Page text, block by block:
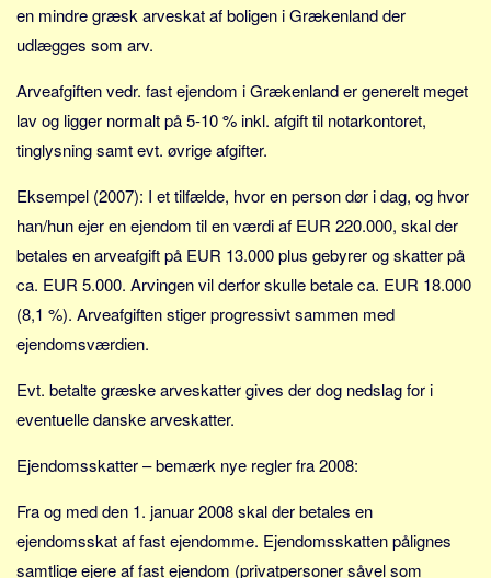
en mindre græsk arveskat af boligen i Grækenland der
udlægges som arv.
Arveafgiften vedr. fast ejendom i Grækenland er generelt meget
lav og ligger normalt på 5-10 % inkl. afgift til notarkontoret,
tinglysning samt evt. øvrige afgifter.
Eksempel (2007): I et tilfælde, hvor en person dør i dag, og hvor
han/hun ejer en ejendom til en værdi af EUR 220.000, skal der
betales en arveafgift på EUR 13.000 plus gebyrer og skatter på
ca. EUR 5.000. Arvingen vil derfor skulle betale ca. EUR 18.000
(8,1 %). Arveafgiften stiger progressivt sammen med
ejendomsværdien.
Evt. betalte græske arveskatter gives der dog nedslag for i
eventuelle danske arveskatter.
Ejendomsskatter – bemærk nye regler fra 2008:
Fra og med den 1. januar 2008 skal der betales en
ejendomsskat af fast ejendomme. Ejendomsskatten pålignes
samtlige ejere af fast ejendom (privatpersoner såvel som